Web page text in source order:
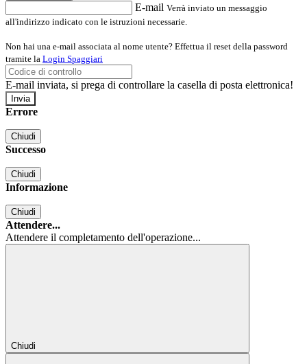
E-mail Verrà inviato un messaggio
all'indirizzo indicato con le istruzioni necessarie.
Non hai una e-mail associata al nome utente? Effettua il reset della password
tramite la Login Spaggiari
E-mail inviata, si prega di controllare la casella di posta elettronica!
Errore
Chiudi
Successo
Chiudi
Informazione
Chiudi
Attendere...
Attendere il completamento dell'operazione...
Chiudi